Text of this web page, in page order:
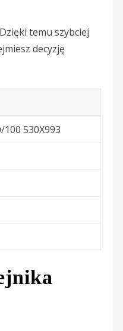
temu szybciej
decyzję
530X993